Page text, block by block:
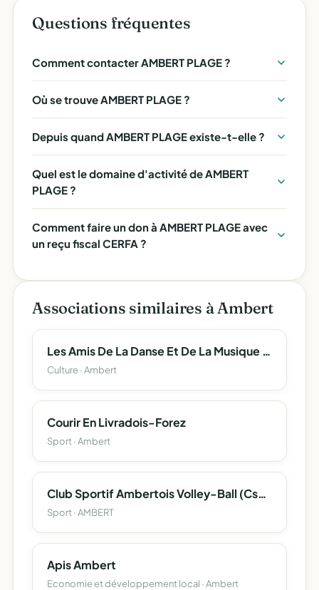
Questions fréquentes
Comment contacter AMBERT PLAGE ?
Où se trouve AMBERT PLAGE ?
Depuis quand AMBERT PLAGE existe-t-elle ?
Quel est le domaine d'activité de AMBERT
PLAGE ?
Comment faire un don à AMBERT PLAGE avec
un reçu fiscal CERFA ?
Associations similaires à Ambert
Les Amis De La Danse Et De La Musique D'ambert
Culture · Ambert
Courir En Livradois-Forez
Sport · Ambert
Club Sportif Ambertois Volley-Ball (Csa Volley-Ball)
Sport · AMBERT
Apis Ambert
Economie et développement local · Ambert